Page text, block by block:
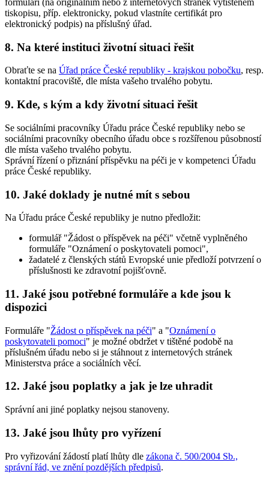
formuláři (na originálním nebo z internetových stránek vytištěném
tiskopisu, příp. elektronicky, pokud vlastníte certifikát pro
elektronický podpis) na příslušný úřad.
8. Na které instituci životní situaci řešit
Obraťte se na Úřad práce České republiky - krajskou pobočku, resp.
kontaktní pracoviště, dle místa vašeho trvalého pobytu.
9. Kde, s kým a kdy životní situaci řešit
Se sociálními pracovníky Úřadu práce České republiky nebo se
sociálními pracovníky obecního úřadu obce s rozšířenou působností
dle místa vašeho trvalého pobytu.
Správní řízení o přiznání příspěvku na péči je v kompetenci Úřadu
práce České republiky.
10. Jaké doklady je nutné mít s sebou
Na Úřadu práce České republiky je nutno předložit:
formulář "Žádost o příspěvek na péči" včetně vyplněného
formuláře "Oznámení o poskytovateli pomoci",
žadatelé z členských států Evropské unie předloží potvrzení o
příslušnosti ke zdravotní pojišťovně.
11. Jaké jsou potřebné formuláře a kde jsou k
dispozici
Formuláře "Žádost o příspěvek na péči" a "Oznámení o
poskytovateli pomoci" je možné obdržet v tištěné podobě na
příslušném úřadu nebo si je stáhnout z internetových stránek
Ministerstva práce a sociálních věcí.
12. Jaké jsou poplatky a jak je lze uhradit
Správní ani jiné poplatky nejsou stanoveny.
13. Jaké jsou lhůty pro vyřízení
Pro vyřizování žádostí platí lhůty dle zákona č. 500/2004 Sb.,
správní řád, ve znění pozdějších předpisů.